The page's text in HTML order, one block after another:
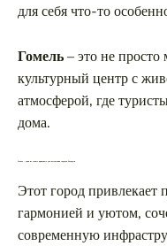
для себя что-то
Гомель– это не просто
культурный центр с
атмосферой, где
дома.
Гомель – один из самых приятных для посещения городов Беларуси
Этот город привлекает
гармонией и уютом,
современную